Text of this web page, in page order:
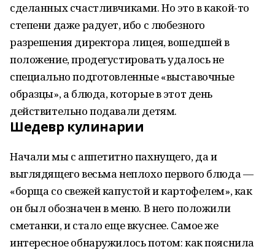
сделанных счастливчиками. Но это в какой-то
степени даже радует, ибо с любезного
разрешения директора лицея, вошедшей в
положение, продегустировать удалось не
специально подготовленные «выставочные
образцы», а блюда, которые в этот день
действительно подавали детям.
Шедевр кулинарии
Начали мы с аппетитно пахнущего, да и
выглядящего весьма неплохо первого блюда —
«борща со свежей капустой и картофелем», как
он был обозначен в меню. В него положили
сметанки, и стало еще вкуснее. Самое же
интересное обнаружилось потом: как пояснила